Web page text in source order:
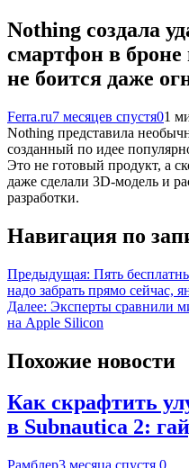
Nothing создала
смартфон в
не боится даже
Ferra.ru7 месяцев спустя01
Nothing представила
созданный по идее
Это не готовый продукт, а
даже сделали 3D-модель и
разработки.
Навигация по
Предыдущая: Пять
надо забрать прямо сейчас,
Далее: Эксперты сравнили
на Apple Silicon
Похожие новости
Как скрафтить
в Subnautica 2: